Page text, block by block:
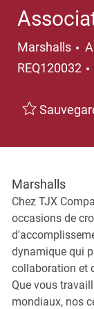
Marshalls
REQ120032
Marshalls
Chez TJX
occasions de
dynamique qui
collaboration et
Que vous
mondiaux, nos